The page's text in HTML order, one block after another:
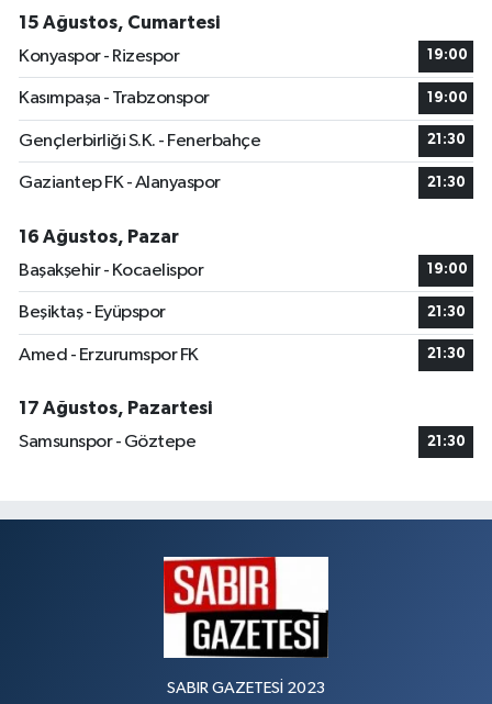
15 Ağustos, Cumartesi
Konyaspor - Rizespor
19:00
Kasımpaşa - Trabzonspor 19:00
Gençlerbirliği S.K. - Fenerbahçe 21:30
Gaziantep FK - Alanyaspor 21:30
16 Ağustos, Pazar
Başakşehir - Kocaelispor
19:00
Beşiktaş - Eyüpspor 21:30
Amed - Erzurumspor FK 21:30
17 Ağustos, Pazartesi
Samsunspor - Göztepe
21:30
SABIR GAZETESİ 2023